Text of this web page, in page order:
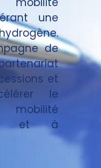
une
de
et
le
et à